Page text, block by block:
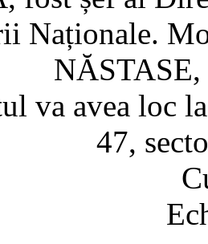
Naționale.
NĂSTASE,
va avea loc
47,